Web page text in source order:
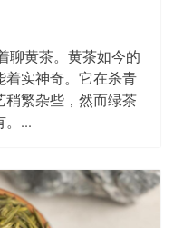
聊黄茶。黄茶如今的
着实神奇。它在杀青
稍繁杂些，然而绿茶
。...